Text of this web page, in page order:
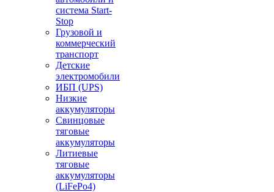
система Start-
Stop
Грузовой и
коммерческий
транспорт
Детские
электромобили
ИБП (UPS)
Низкие
аккумуляторы
Свинцовые
тяговые
аккумуляторы
Литиевые
тяговые
аккумуляторы
(LiFePo4)